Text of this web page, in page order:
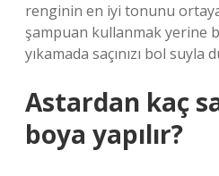
renginin en iyi tonunu
şampuan kullanmak yerine
yıkamada saçınızı bol
Astardan kaç
boya yapılır?